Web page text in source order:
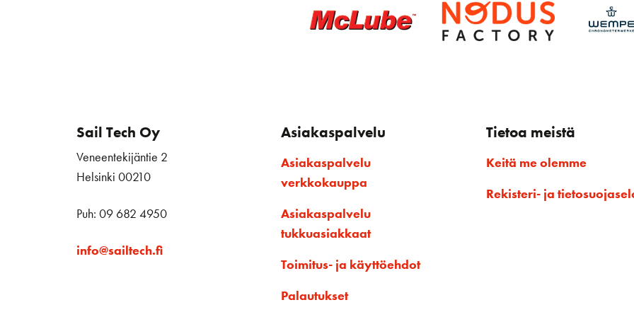
Sail Tech Oy
Veneentekijäntie 2
Helsinki 00210
Puh: 09 682 4950
info@sailtech.fi
Asiakaspalvelu
Asiakaspalvelu
verkkokauppa
Asiakaspalvelu
tukkuasiakkaat
Toimitus- ja käyttöehdot
Palautukset
Tietoa meistä
Keitä me olemme
Rekisteri- ja